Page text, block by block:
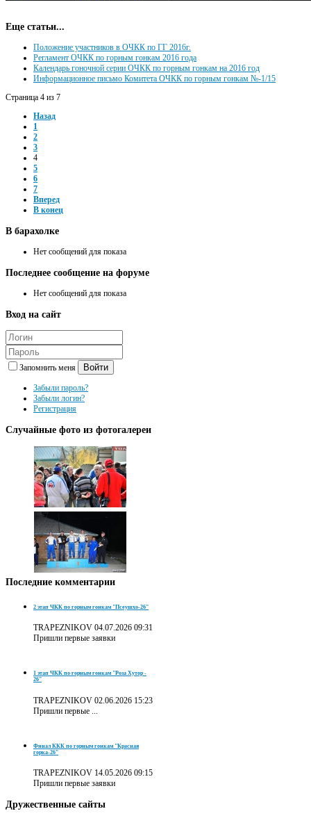
Еще статьи...
Положение участников в ОЧКК по ГГ 2016г.
Регламент ОЧКК по горным гонкам 2016 года
Календарь гоночной серии ОЧКК по горным гонкам на 2016 год
Информационное письмо Комитета ОЧКК по горным гонкам №-1/15
Страница 4 из 7
Назад
1
2
3
4
5
6
7
Вперед
В конец
В барахолке
Нет сообщений для показа
Последнее сообщение на форуме
Нет сообщений для показа
Вход на сайт
Запомнить меня Войти
Забыли пароль?
Забыли логин?
Регистрация
Случайные фото из фотогалереи
Последние комментарии
2 этап ЧКК по горным гонкам "Псеушхо-26"
TRAPEZNIKOV 04.07.2026 09:31
Пришли первые заявки
1 этап ЧКК по горным гонкам "Роза Хутор -
26"
TRAPEZNIKOV 02.06.2026 15:23
Пришли первые ...
Финал ККК по горным гонкам "Красная
горка-26"
TRAPEZNIKOV 14.05.2026 09:15
Пришли первые заявки
Дружественные сайты